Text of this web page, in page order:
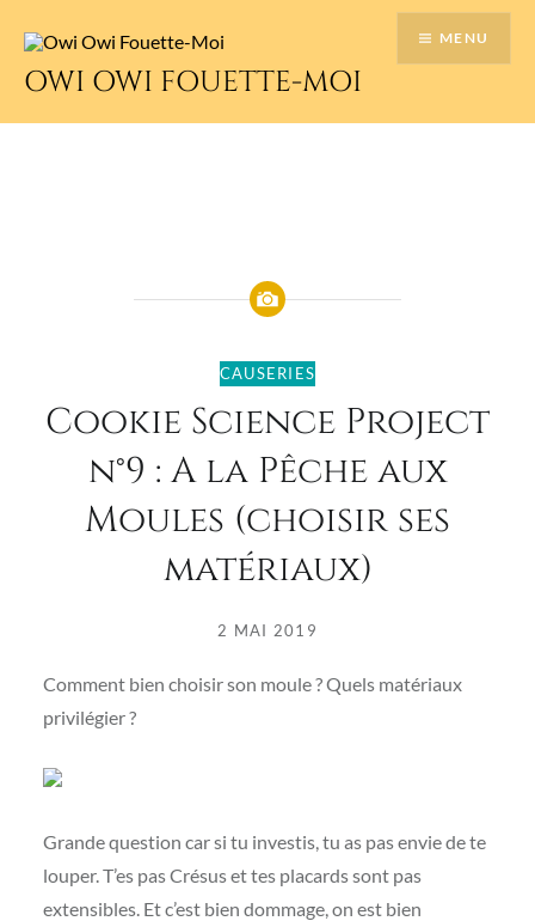
contenu
OWI OWI FOUETTE-MOI
MENU
CAUSERIES
Cookie Science Project
n°9 : A la Pêche aux
Moules (choisir ses
matériaux)
2 MAI 2019
Comment bien choisir son moule ? Quels matériaux
privilégier ?
Grande question car si tu investis, tu as pas envie de te
louper. T’es pas Crésus et tes placards sont pas
extensibles. Et c’est bien dommage, on est bien